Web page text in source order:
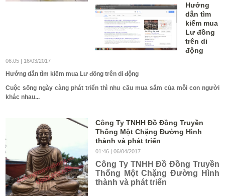
Hướng
dẫn tìm
kiếm mua
Lư đồng
trên di
động
06:05| 16/03/2017
Hướng dẫn tìm kiếm mua Lư đồng trên di động
Cuộc sống ngày càng phát triển thì nhu cầu mua sắm của mỗi con người
khác nhau...
Công Ty TNHH Đồ Đồng Truyền
Thống Một Chặng Đường Hình
thành và phát triển
01:46| 06/04/2017
Công Ty TNHH Đồ Đồng Truyền
Thống Một Chặng Đường Hình
thành và phát triển